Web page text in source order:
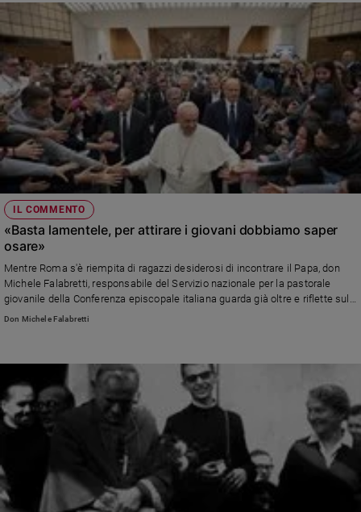
IL COMMENTO
«Basta lamentele, per attirare i giovani dobbiamo saper
osare»
Mentre Roma s'è riempita di ragazzi desiderosi di incontrare il Papa, don
Michele Falabretti, responsabile del Servizio nazionale per la pastorale
giovanile della Conferenza episcopale italiana guarda già oltre e riflette sul
prossimo Sinodo dei Vescovi: «La Chiesa non può rinunciare alla forza che
Don Michele Falabretti